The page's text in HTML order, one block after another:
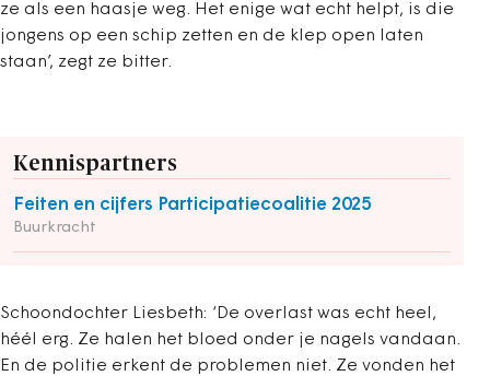
ze als een haasje weg. Het enige wat echt helpt, is die
jongens op een schip zetten en de klep open laten
staan’, zegt ze bitter.
Kennispartners
Feiten en cijfers Participatiecoalitie 2025
Buurkracht
Schoondochter Liesbeth: ‘De overlast was echt heel,
héél erg. Ze halen het bloed onder je nagels vandaan.
En de politie erkent de problemen niet. Ze vonden het